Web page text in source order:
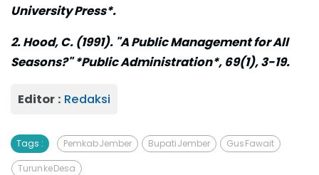
University Press*.
2. Hood, C. (1991). "A Public Management for All
Seasons?" *Public Administration*, 69(1), 3-19.
Editor : Redaksi
Tags : Pemkab Jember Bupati Jember Gus Fawait
Turun ke Desa